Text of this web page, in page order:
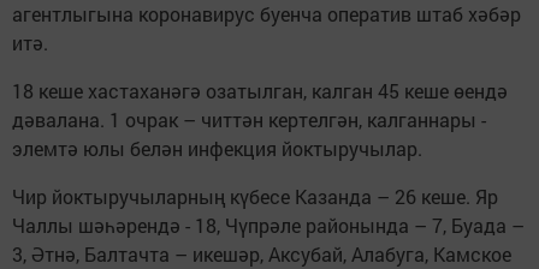
агентлыгына коронавирус буенча оператив штаб хәбәр
итә.
18 кеше хастаханәгә озатылган, калган 45 кеше өендә
дәвалана. 1 очрак – читтән кертелгән, калганнары -
элемтә юлы белән инфекция йоктыручылар.
Чир йоктыручыларның күбесе Казанда – 26 кеше. Яр
Чаллы шәһәрендә - 18, Чүпрәле районында – 7, Буада –
3, Әтнә, Балтачта – икешәр, Аксубай, Алабуга, Камское